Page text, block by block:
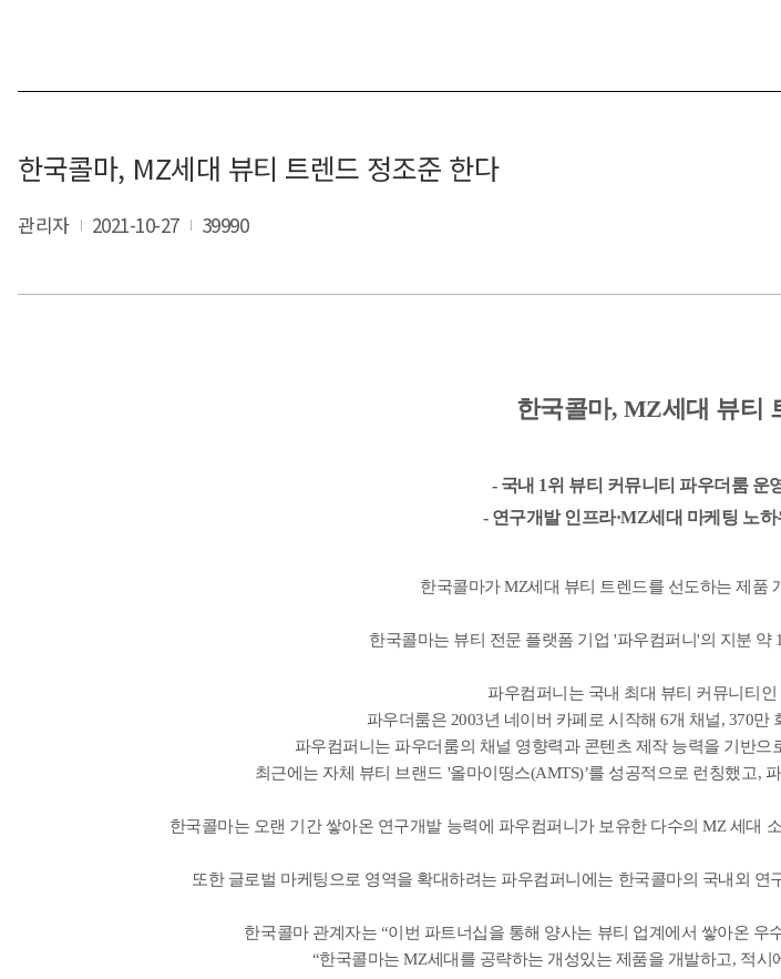
한국콜마, MZ세대 뷰티 트렌드 정조준 한다
관리자 2021-10-27 39990
한국콜마, MZ세대 뷰티
- 국내 1위 뷰티 커뮤니티 파우더룸 운
- 연구개발 인프라·MZ세대 마케팅 노
한국콜마가 MZ세대 뷰티 트렌드를 선도하는 제품
한국콜마는 뷰티 전문 플랫폼 기업 '파우컴퍼니'의 지분
파우컴퍼니는 국내 최대 뷰티 커뮤니티
파우더룸은 2003년 네이버 카페로 시작해 6개 채널, 370
파우컴퍼니는 파우더룸의 채널 영향력과 콘텐츠 제작 능력을 기반
최근에는 자체 뷰티 브랜드 '올마이띵스(AMTS)’를 성공적으로 런칭했고,
한국콜마는 오랜 기간 쌓아온 연구개발 능력에 파우컴퍼니가 보유한 다수의 MZ 세대
또한 글로벌 마케팅으로 영역을 확대하려는 파우컴퍼니에는 한국콜마의 국내외
한국콜마 관계자는 “이번 파트너십을 통해 양사는 뷰티 업계에서 쌓아온
“한국콜마는 MZ세대를 공략하는 개성있는 제품을 개발하고, 적